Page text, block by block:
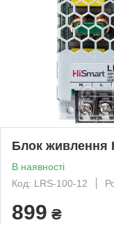
Блок живлення
В наявності
Код: LRS-100-12
899 ₴